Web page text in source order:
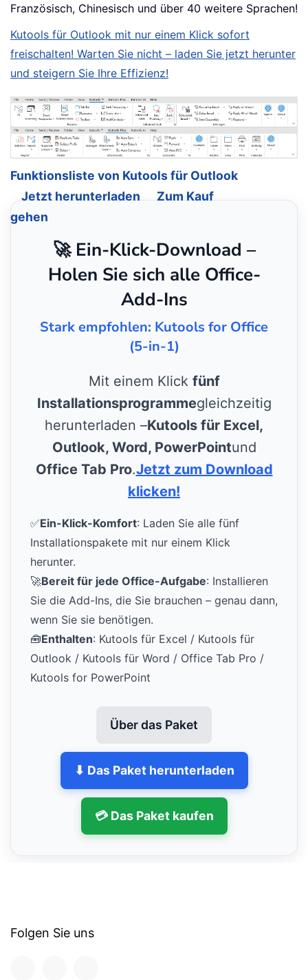
Französisch, Chinesisch und über 40 weitere Sprachen!
Kutools für Outlook mit nur einem Klick sofort
freischalten! Warten Sie nicht – laden Sie jetzt herunter
und steigern Sie Ihre Effizienz!
Funktionsliste von Kutools für Outlook
Jetzt herunterladen
Zum Kauf
gehen
🚀 Ein-Klick-Download –
Holen Sie sich alle Office-
Add-Ins
Stark empfohlen: Kutools for Office
(5-in-1)
Mit einem Klick fünf
Installationsprogrammegleichzeitig
herunterladen –Kutools für Excel,
Outlook, Word, PowerPointund
Office Tab Pro.Jetzt zum Download
klicken!
✅Ein-Klick-Komfort: Laden Sie alle fünf
Installationspakete mit nur einem Klick
herunter.
🚀Bereit für jede Office-Aufgabe: Installieren
Sie die Add-Ins, die Sie brauchen – genau dann,
wenn Sie sie benötigen.
🧰Enthalten: Kutools für Excel / Kutools für
Outlook / Kutools für Word / Office Tab Pro /
Kutools for PowerPoint
Über das Paket
⬇ Das Paket herunterladen
💳 Das Paket kaufen
Folgen Sie uns